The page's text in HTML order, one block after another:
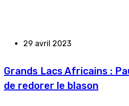
29 avril 2023
Grands Lacs Africains :
de redorer le blason